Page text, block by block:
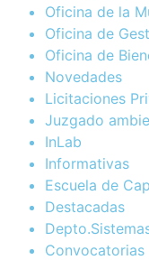
Oficina de la
Oficina de
Oficina de
Novedades
Licitaciones
Juzgado
InLab
Informativas
Escuela de
Destacadas
Convocatorias